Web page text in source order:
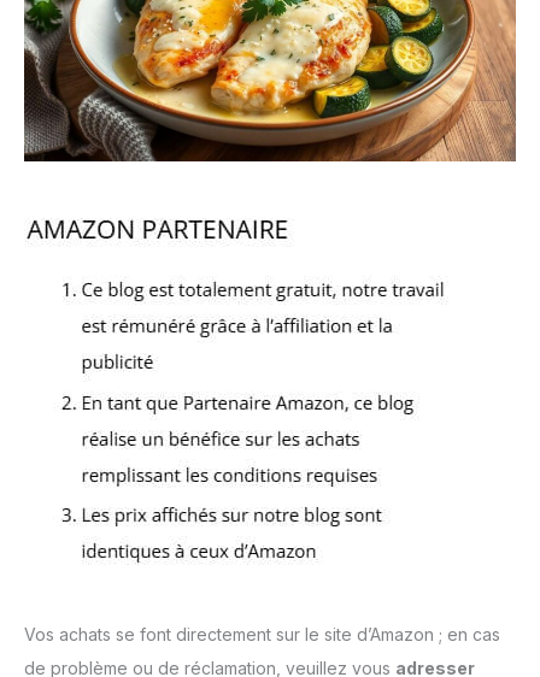
Vos achats se font directement sur le site d’Amazon ; en cas
de problème ou de réclamation, veuillez vous adresser